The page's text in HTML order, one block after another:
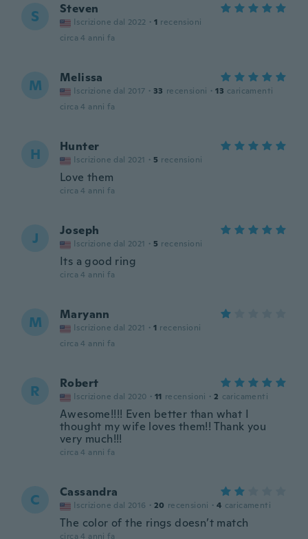
S Steven
Iscrizione dal 2022 · 1 recensioni
circa 4 anni fa
M Melissa
Iscrizione dal 2017 · 33 recensioni · 13 caricamenti
circa 4 anni fa
H Hunter
Iscrizione dal 2021 · 5 recensioni
Love them
circa 4 anni fa
J Joseph
Iscrizione dal 2021 · 5 recensioni
Its a good ring
circa 4 anni fa
M Maryann
Iscrizione dal 2021 · 1 recensioni
circa 4 anni fa
R Robert
Iscrizione dal 2020 · 11 recensioni · 2 caricamenti
Awesome!!!! Even better than what I
thought my wife loves them!! Thank you
very much!!!
circa 4 anni fa
C Cassandra
Iscrizione dal 2016 · 20 recensioni · 4 caricamenti
The color of the rings doesn’t match
circa 4 anni fa